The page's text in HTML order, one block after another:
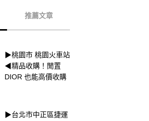
推薦文章
▶桃園市 桃園火車站
◀精品收購！閒置
DIOR 也能高價收購
▶台北市中正區捷運
▶台北市內湖區 湖光
市場 內湖捷運站
◀Vintag包≠中古包
▶台北市內湖區 湖光